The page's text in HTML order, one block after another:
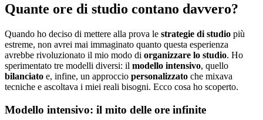
Quante ore di studio contano davvero?
Quando ho deciso di mettere alla prova le strategie di studio più
estreme, non avrei mai immaginato quanto questa esperienza
avrebbe rivoluzionato il mio modo di organizzare lo studio. Ho
sperimentato tre modelli diversi: il modello intensivo, quello
bilanciato e, infine, un approccio personalizzato che mixava
tecniche e ascoltava i miei reali bisogni. Ecco cosa ho scoperto.
Modello intensivo: il mito delle ore infinite